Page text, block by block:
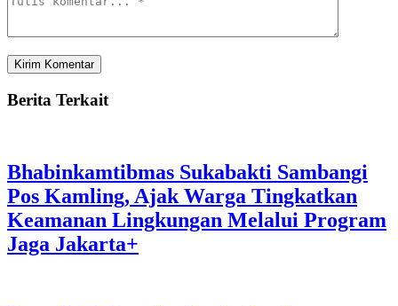
Berita Terkait
Bhabinkamtibmas Sukabakti Sambangi
Pos Kamling, Ajak Warga Tingkatkan
Keamanan Lingkungan Melalui Program
Jaga Jakarta+